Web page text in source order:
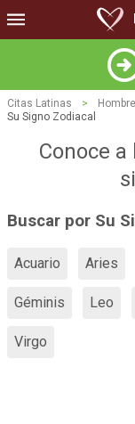
Citas Latinas >
Su Signo Zodiacal
Conoce
Buscar por Su
Acuario Aries
Géminis Leo
Virgo